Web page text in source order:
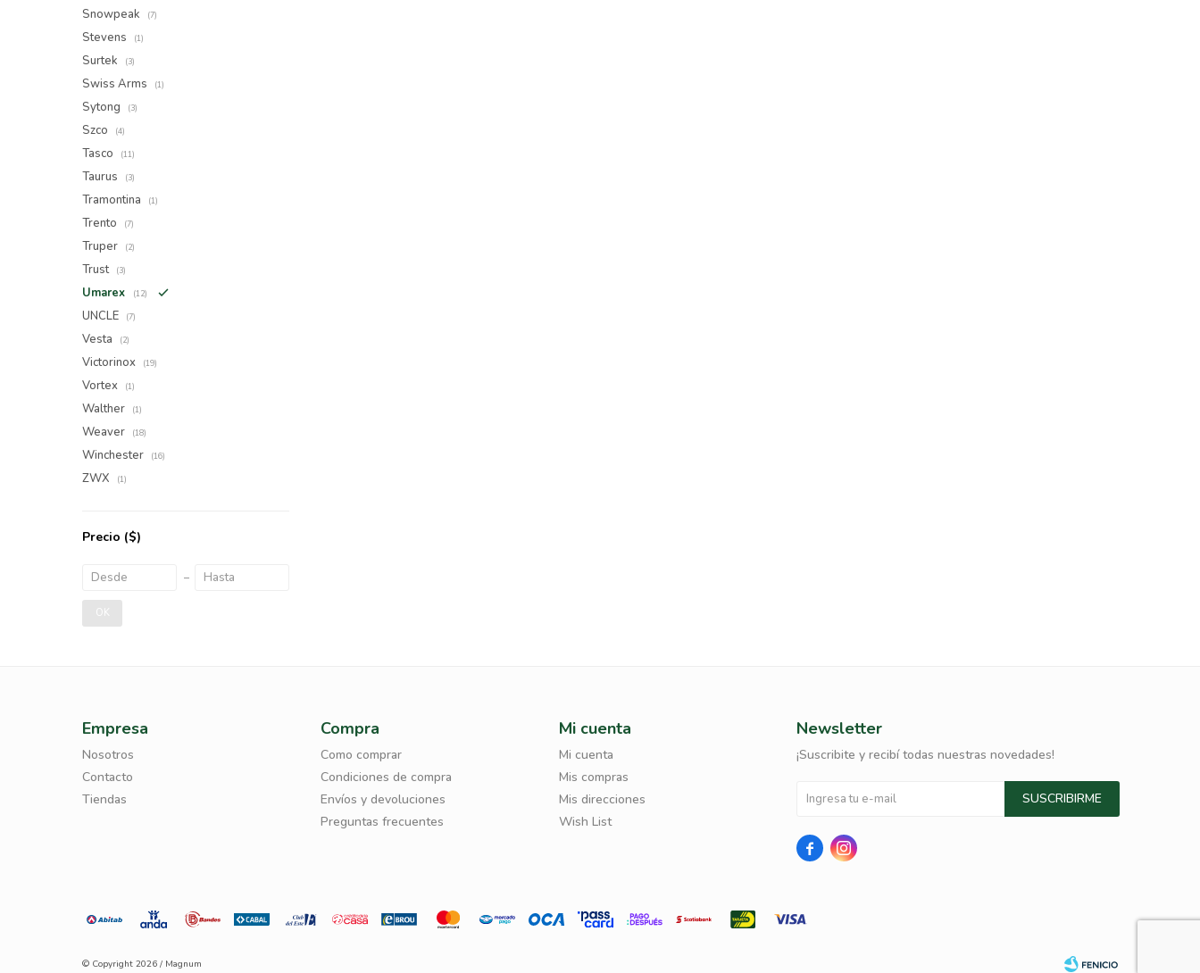
Snowpeak (7)
Stevens (1)
Surtek (3)
Swiss Arms (1)
Sytong (3)
Szco (4)
Tasco (11)
Taurus (3)
Tramontina (1)
Trento (7)
Truper (2)
Trust (3)
Umarex (12)
UNCLE (7)
Vesta (2)
Victorinox (19)
Vortex (1)
Walther (1)
Weaver (18)
Winchester (16)
ZWX (1)
Precio ($)
OK
Empresa
Nosotros
Contacto
Tiendas
Compra
Como comprar
Condiciones de compra
Envíos y devoluciones
Preguntas frecuentes
Mi cuenta
Mi cuenta
Mis compras
Mis direcciones
Wish List
Newsletter
¡Suscribite y recibí todas nuestras novedades!
SUSCRIBIRME
 
© Copyright 2026 / Magnum